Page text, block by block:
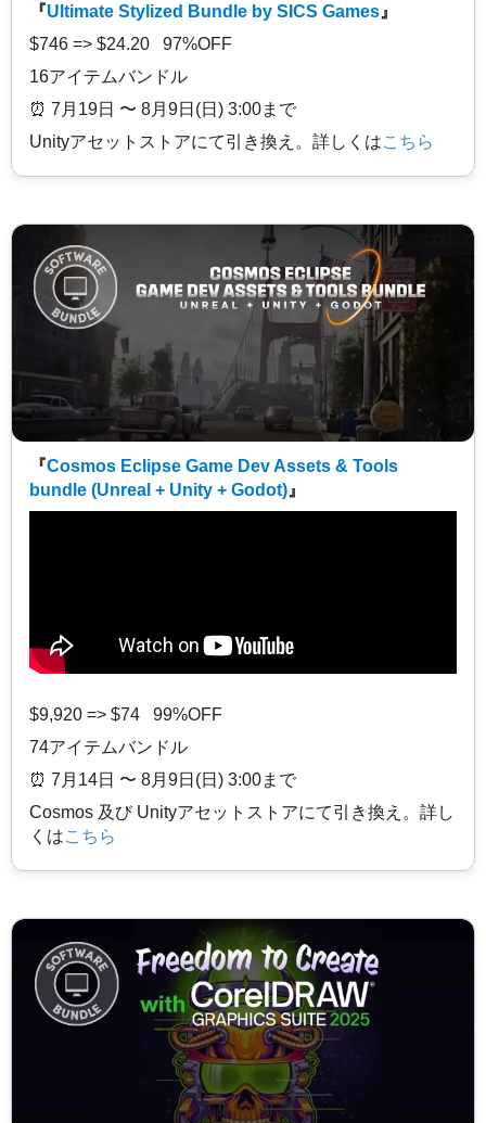
『Ultimate Stylized Bundle by SICS Games 』
$746 => $24.20 97%OFF
16アイテムバンドル
⏰️ 7月19日 〜 8月9日(日) 3:00まで
Unityアセットストアにて引き換え。詳しくはこちら
『Cosmos Eclipse Game Dev Assets & Tools
bundle (Unreal + Unity + Godot) 』
$9,920 => $74 99%OFF
74アイテムバンドル
⏰️ 7月14日 〜 8月9日(日) 3:00まで
Cosmos 及び Unityアセットストアにて引き換え。詳し
くはこちら